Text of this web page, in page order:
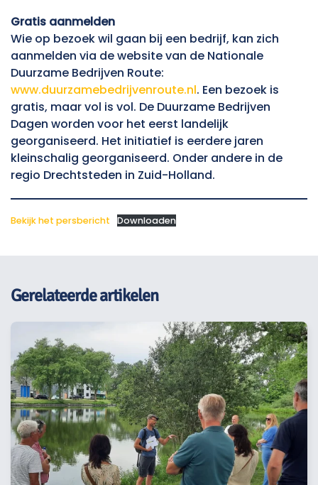
Gratis aanmelden
Wie op bezoek wil gaan bij een bedrijf, kan zich
aanmelden via de website van de Nationale
Duurzame Bedrijven Route:
www.duurzamebedrijvenroute.nl. Een bezoek is
gratis, maar vol is vol. De Duurzame Bedrijven
Dagen worden voor het eerst landelijk
georganiseerd. Het initiatief is eerdere jaren
kleinschalig georganiseerd. Onder andere in de
regio Drechtsteden in Zuid-Holland.
Bekijk het persbericht Downloaden
Gerelateerde artikelen